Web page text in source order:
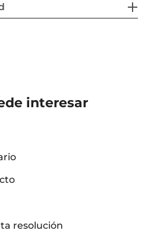
interesar
resolución